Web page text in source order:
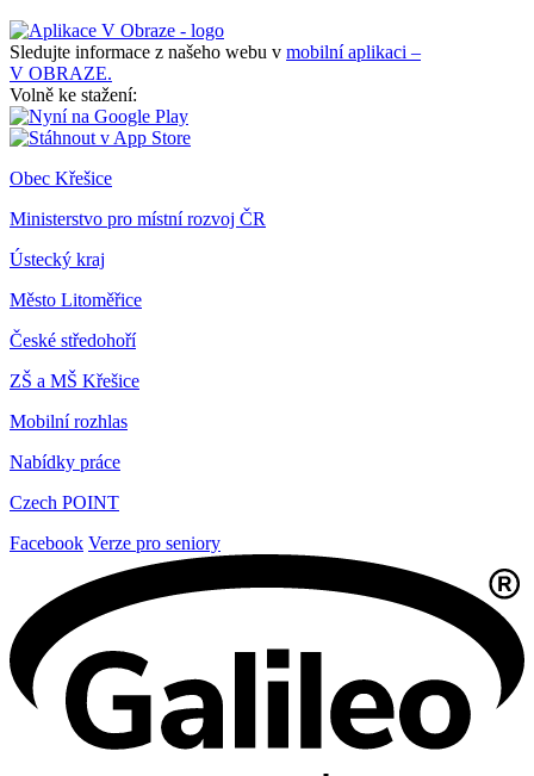
Sledujte informace z našeho webu v mobilní aplikaci –
V OBRAZE.
Volně ke stažení:
Obec Křešice
Ministerstvo pro místní rozvoj ČR
Ústecký kraj
Město Litoměřice
České středohoří
ZŠ a MŠ Křešice
Mobilní rozhlas
Nabídky práce
Czech POINT
Facebook Verze pro seniory